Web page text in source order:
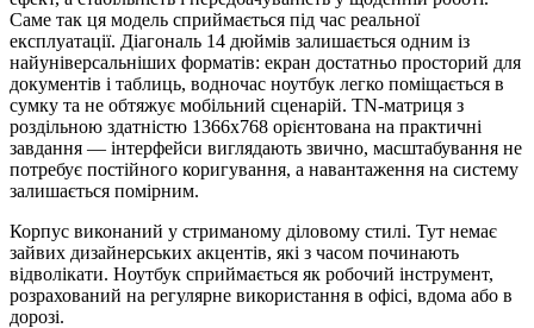
Саме так ця модель сприймається під час реальної
експлуатації. Діагональ 14 дюймів залишається одним із
найуніверсальніших форматів: екран достатньо просторий для
документів і таблиць, водночас ноутбук легко поміщається в
сумку та не обтяжує мобільний сценарій. TN-матриця з
роздільною здатністю 1366x768 орієнтована на практичні
завдання — інтерфейси виглядають звично, масштабування не
потребує постійного коригування, а навантаження на систему
залишається помірним.
Корпус виконаний у стриманому діловому стилі. Тут немає
зайвих дизайнерських акцентів, які з часом починають
відволікати. Ноутбук сприймається як робочий інструмент,
розрахований на регулярне використання в офісі, вдома або в
дорозі.